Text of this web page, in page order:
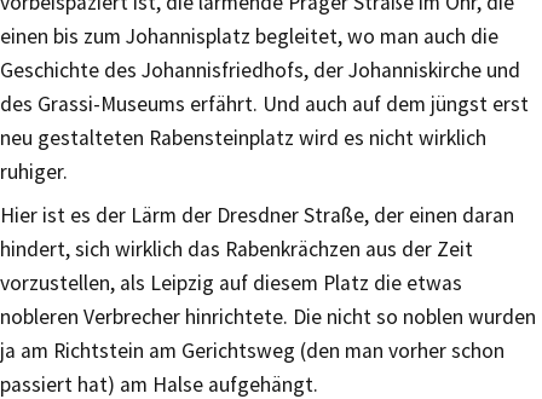
einen bis zum Johannisplatz begleitet, wo man auch die
Geschichte des Johannisfriedhofs, der Johanniskirche und
des Grassi-Museums erfährt. Und auch auf dem jüngst erst
neu gestalteten Rabensteinplatz wird es nicht wirklich
ruhiger.
Hier ist es der Lärm der Dresdner Straße, der einen daran
hindert, sich wirklich das Rabenkrächzen aus der Zeit
vorzustellen, als Leipzig auf diesem Platz die etwas
nobleren Verbrecher hinrichtete. Die nicht so noblen wurden
ja am Richtstein am Gerichtsweg (den man vorher schon
passiert hat) am Halse aufgehängt.